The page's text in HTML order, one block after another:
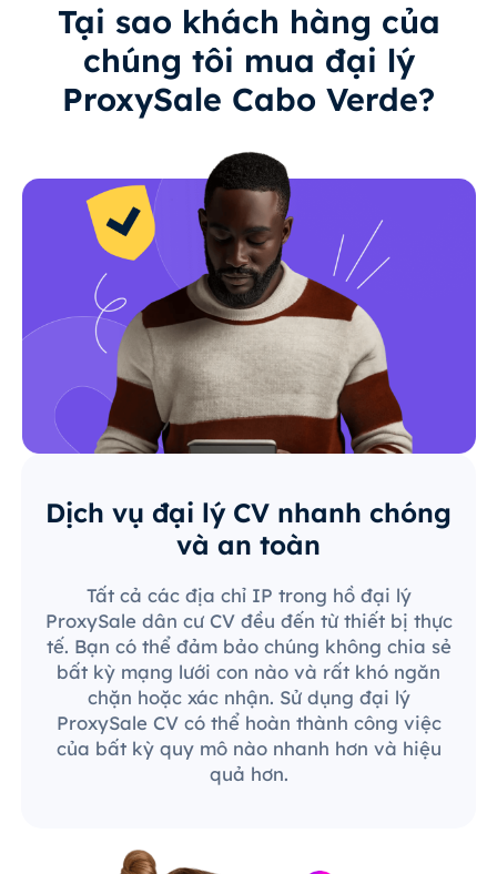
Tại sao khách hàng của
chúng tôi mua đại lý
ProxySale Cabo Verde?
Dịch vụ đại lý CV nhanh chóng
và an toàn
Tất cả các địa chỉ IP trong hồ đại lý
ProxySale dân cư CV đều đến từ thiết bị thực
tế. Bạn có thể đảm bảo chúng không chia sẻ
bất kỳ mạng lưới con nào và rất khó ngăn
chặn hoặc xác nhận. Sử dụng đại lý
ProxySale CV có thể hoàn thành công việc
của bất kỳ quy mô nào nhanh hơn và hiệu
quả hơn.